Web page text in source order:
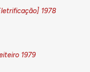
1978
1979